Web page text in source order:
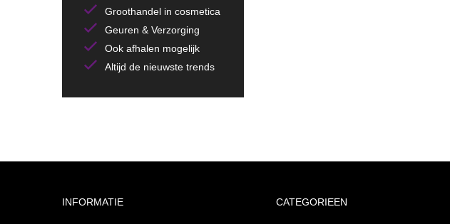
Groothandel in cosmetica
Geuren & Verzorging
Ook afhalen mogelijk
Altijd de nieuwste trends
INFORMATIE CATEGORIEEN